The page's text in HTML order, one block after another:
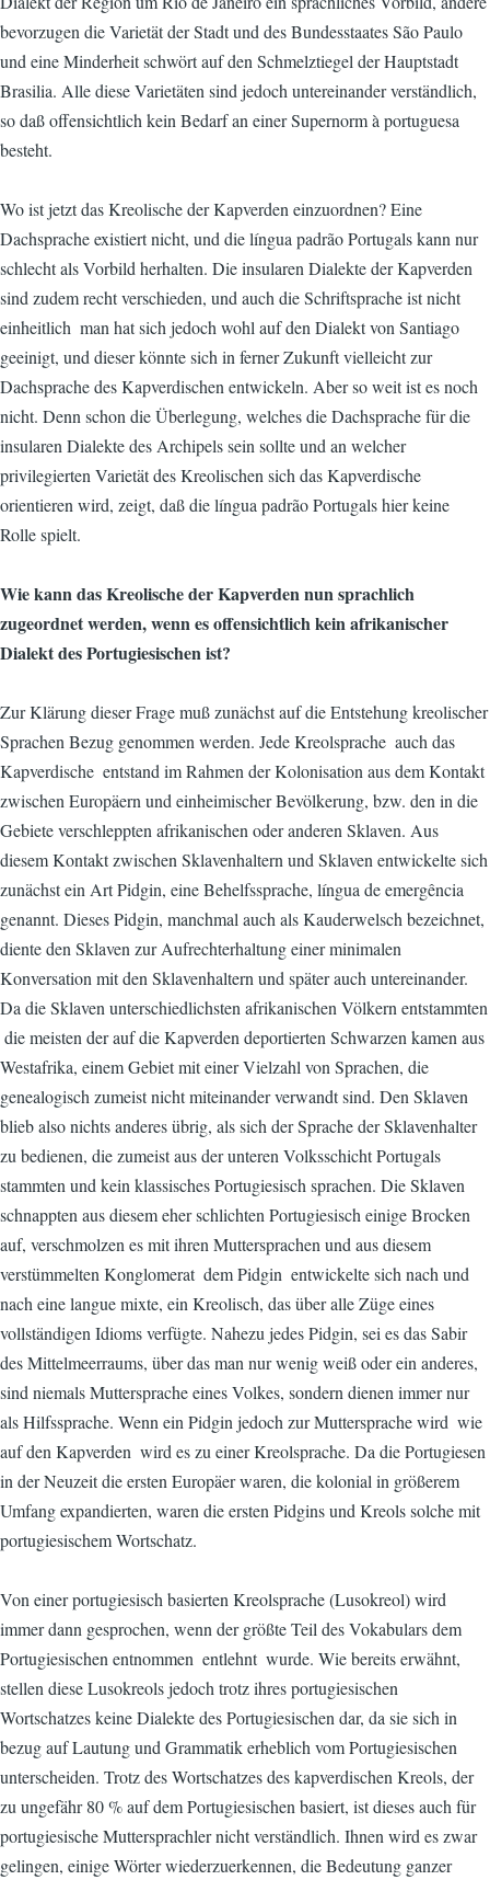
bevorzugen die Varietät der Stadt und des Bundesstaates São Paulo
und eine Minderheit schwört auf den Schmelztiegel der Hauptstadt
Brasilia. Alle diese Varietäten sind jedoch untereinander verständlich,
so daß offensichtlich kein Bedarf an einer Supernorm à portuguesa
besteht.
Wo ist jetzt das Kreolische der Kapverden einzuordnen? Eine
Dachsprache existiert nicht, und die língua padrão Portugals kann nur
schlecht als Vorbild herhalten. Die insularen Dialekte der Kapverden
sind zudem recht verschieden, und auch die Schriftsprache ist nicht
einheitlich  man hat sich jedoch wohl auf den Dialekt von Santiago
geeinigt, und dieser könnte sich in ferner Zukunft vielleicht zur
Dachsprache des Kapverdischen entwickeln. Aber so weit ist es noch
nicht. Denn schon die Überlegung, welches die Dachsprache für die
insularen Dialekte des Archipels sein sollte und an welcher
privilegierten Varietät des Kreolischen sich das Kapverdische
orientieren wird, zeigt, daß die língua padrão Portugals hier keine
Rolle spielt.
Wie kann das Kreolische der Kapverden nun sprachlich
zugeordnet werden, wenn es offensichtlich kein afrikanischer
Dialekt des Portugiesischen ist?
Zur Klärung dieser Frage muß zunächst auf die Entstehung kreolischer
Sprachen Bezug genommen werden. Jede Kreolsprache  auch das
Kapverdische  entstand im Rahmen der Kolonisation aus dem Kontakt
zwischen Europäern und einheimischer Bevölkerung, bzw. den in die
Gebiete verschleppten afrikanischen oder anderen Sklaven. Aus
diesem Kontakt zwischen Sklavenhaltern und Sklaven entwickelte sich
zunächst ein Art Pidgin, eine Behelfssprache, língua de emergência
genannt. Dieses Pidgin, manchmal auch als Kauderwelsch bezeichnet,
diente den Sklaven zur Aufrechterhaltung einer minimalen
Konversation mit den Sklavenhaltern und später auch untereinander.
Da die Sklaven unterschiedlichsten afrikanischen Völkern entstammten
 die meisten der auf die Kapverden deportierten Schwarzen kamen aus
Westafrika, einem Gebiet mit einer Vielzahl von Sprachen, die
genealogisch zumeist nicht miteinander verwandt sind. Den Sklaven
blieb also nichts anderes übrig, als sich der Sprache der Sklavenhalter
zu bedienen, die zumeist aus der unteren Volksschicht Portugals
stammten und kein klassisches Portugiesisch sprachen. Die Sklaven
schnappten aus diesem eher schlichten Portugiesisch einige Brocken
auf, verschmolzen es mit ihren Muttersprachen und aus diesem
verstümmelten Konglomerat  dem Pidgin  entwickelte sich nach und
nach eine langue mixte, ein Kreolisch, das über alle Züge eines
vollständigen Idioms verfügte. Nahezu jedes Pidgin, sei es das Sabir
des Mittelmeerraums, über das man nur wenig weiß oder ein anderes,
sind niemals Muttersprache eines Volkes, sondern dienen immer nur
als Hilfssprache. Wenn ein Pidgin jedoch zur Muttersprache wird  wie
auf den Kapverden  wird es zu einer Kreolsprache. Da die Portugiesen
in der Neuzeit die ersten Europäer waren, die kolonial in größerem
Umfang expandierten, waren die ersten Pidgins und Kreols solche mit
portugiesischem Wortschatz.
Von einer portugiesisch basierten Kreolsprache (Lusokreol) wird
immer dann gesprochen, wenn der größte Teil des Vokabulars dem
Portugiesischen entnommen  entlehnt  wurde. Wie bereits erwähnt,
stellen diese Lusokreols jedoch trotz ihres portugiesischen
Wortschatzes keine Dialekte des Portugiesischen dar, da sie sich in
bezug auf Lautung und Grammatik erheblich vom Portugiesischen
unterscheiden. Trotz des Wortschatzes des kapverdischen Kreols, der
zu ungefähr 80 % auf dem Portugiesischen basiert, ist dieses auch für
portugiesische Muttersprachler nicht verständlich. Ihnen wird es zwar
gelingen, einige Wörter wiederzuerkennen, die Bedeutung ganzer